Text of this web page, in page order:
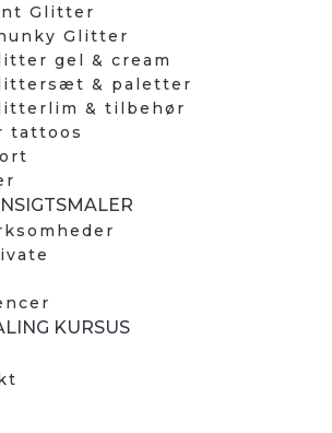
Glitter
Glitter
gel & cream
& paletter
& tilbehør
tattoos
KURSUS